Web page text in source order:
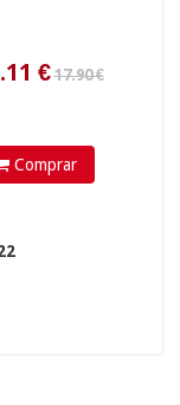
Comprar